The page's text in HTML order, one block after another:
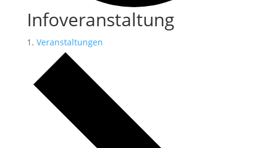
Infoveranstaltung
Veranstaltungen